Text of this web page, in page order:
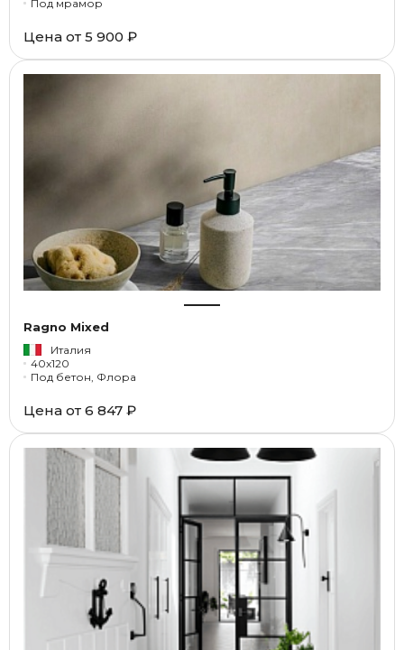
Под мрамор
Цена от 5 900 ₽
Ragno Mixed
Италия
40x120
Под бетон, Флора
Цена от 6 847 ₽